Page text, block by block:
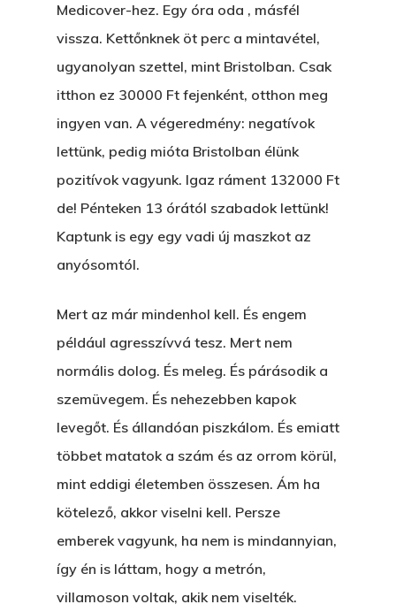
Medicover-hez. Egy óra oda , másfél
vissza. Kettőnknek öt perc a mintavétel,
ugyanolyan szettel, mint Bristolban. Csak
itthon ez 30000 Ft fejenként, otthon meg
ingyen van. A végeredmény: negatívok
lettünk, pedig mióta Bristolban élünk
pozitívok vagyunk. Igaz ráment 132000 Ft
de! Pénteken 13 órától szabadok lettünk!
Kaptunk is egy egy vadi új maszkot az
anyósomtól.
Mert az már mindenhol kell. És engem
például agresszívvá tesz. Mert nem
normális dolog. És meleg. És párásodik a
szemüvegem. És nehezebben kapok
levegőt. És állandóan piszkálom. És emiatt
többet matatok a szám és az orrom körül,
mint eddigi életemben összesen. Ám ha
kötelező, akkor viselni kell. Persze
emberek vagyunk, ha nem is mindannyian,
így én is láttam, hogy a metrón,
villamoson voltak, akik nem viselték.
Könyveim
Szerelem És…
A Jóember
Egy Nyár
Ajándék – Karácsonyi
Novellák
Novellák
Álomszekrény
Eltojtuk Nyuszi
EGY LAKTANYÁT,
Nem Szégyen Az
KI-BEJÁRAT
És Akkor A Balta
A Pitli
Ment A Hűtlen
Egy Be-Fektetést,
Rólam
Blog
Bristolt Látni
Feliratkozás
Kapcsolat
Hírek
Wow Look At This!
This is an optional,
customizable off canvas
About Salient
Unit 345